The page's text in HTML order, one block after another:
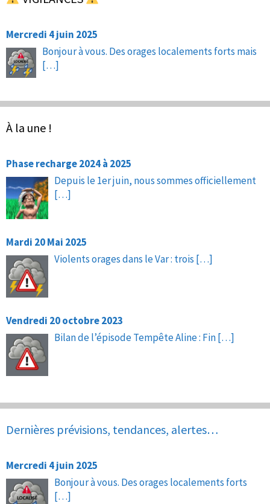
Mercredi 4 juin 2025
Bonjour à vous. Des orages localements forts mais
[…]
À la une !
Phase recharge 2024 à 2025
Depuis le 1er juin, nous sommes officiellement
[…]
Mardi 20 Mai 2025
Violents orages dans le Var : trois […]
Vendredi 20 octobre 2023
Bilan de l’épisode Tempête Aline : Fin[…]
Dernières prévisions, tendances, alertes…
Mercredi 4 juin 2025
Bonjour à vous. Des orages localements forts
[…]